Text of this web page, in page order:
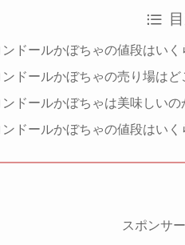
ドールかぼちゃの値段はいく
ドールかぼちゃの売り場はど
ドールかぼちゃは美味しい
ドールかぼちゃの値段はい
スポンサ